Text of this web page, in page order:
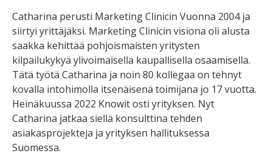
Catharina perusti Marketing Clinicin Vuonna 2004 ja
siirtyi yrittäjäksi. Marketing Clinicin visiona oli alusta
saakka kehittää pohjoismaisten yritysten
kilpailukykyä ylivoimaisella kaupallisella osaamisella.
Tätä työtä Catharina ja noin 80 kollegaa on tehnyt
kovalla intohimolla itsenäisenä toimijana jo 17 vuotta.
Heinäkuussa 2022 Knowit osti yrityksen. Nyt
Catharina jatkaa siellä konsulttina tehden
asiakasprojekteja ja yrityksen hallituksessa
Suomessa.